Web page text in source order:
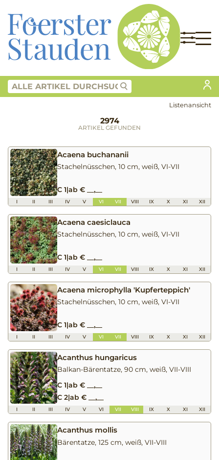
Listenansicht
2974
ARTIKEL GEFUNDEN
Acaena buchananii
Stachelnüsschen, 10 cm, weiß, VI-VII
C 1|ab € __,__
I II III IV V VI VII VIII IX X XI XII
Acaena caesiclauca
Stachelnüsschen, 10 cm, weiß, VI-VII
C 1|ab € __,__
I II III IV V VI VII VIII IX X XI XII
Acaena microphylla 'Kupferteppich'
Stachelnüsschen, 10 cm, weiß, VI-VII
C 1|ab € __,__
I II III IV V VI VII VIII IX X XI XII
Acanthus hungaricus
Balkan-Bärentatze, 90 cm, weiß, VII-VIII
C 1|ab € __,__
C 2|ab € __,__
I II III IV V VI VII VIII IX X XI XII
Acanthus mollis
Bärentatze, 125 cm, weiß, VII-VIII